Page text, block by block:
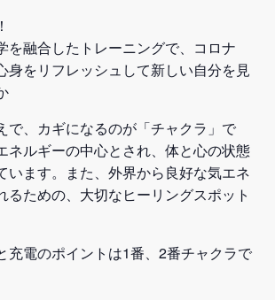
を融合したトレーニングで、コロナ
身をリフレッシュして新しい自分を見
で、カギになるのが「チャクラ」で
ネルギーの中心とされ、体と心の状態
います。また、外界から良好な気エネ
るための、大切なヒーリングスポット
充電のポイントは1番、2番チャクラで